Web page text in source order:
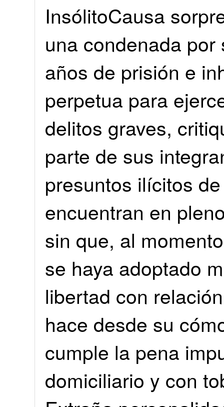
InsólitoCausa
una condenada
años de prisión e
perpetua para
delitos graves,
parte de sus
presuntos ilícitos
encuentran en
sin que, al
se haya adoptado
libertad con
hace desde su
cumple la pena
domiciliario y con